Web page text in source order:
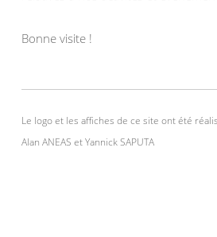
Bonne visite !
Le logo et les affiches de ce site ont été
Alan ANEAS et Yannick SAPUTA